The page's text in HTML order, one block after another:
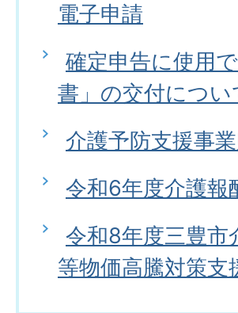
電子申請
確定申告に使用
書」の交付につい
介護予防支援事
令和6年度介護報
令和8年度三豊市
等物価高騰対策支